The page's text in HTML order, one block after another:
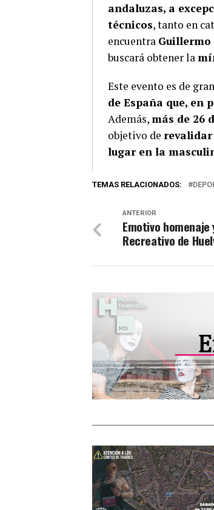
andaluzas, a
técnicos, tanto en
encuentra Guillermo
buscará obtener la
Este evento es de
de España que,
Además,más de 26
objetivo de
lugar en la
TEMAS RELACIONADOS:
ANTERIOR
Emotivo
Recreativo de